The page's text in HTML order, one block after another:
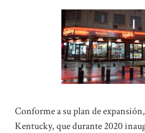
Conforme a su plan de
Kentucky, que durante 2020